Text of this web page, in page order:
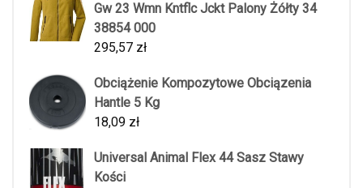
Gw 23 Wmn Kntflc Jckt Palony Żółty 34
38854 000
295,57 zł
Obciążenie Kompozytowe Obciązenia
Hantle 5 Kg
18,09 zł
Universal Animal Flex 44 Sasz Stawy
Kości